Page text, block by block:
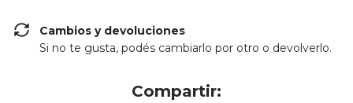
Cambios y devoluciones
Si no te gusta, podés cambiarlo por otro o devolverlo.
Compartir: